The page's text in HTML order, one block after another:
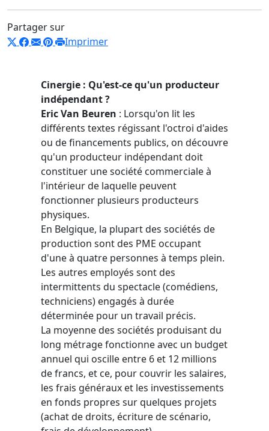
Partager sur
Imprimer
Cinergie : Qu'est-ce qu'un producteur
indépendant ?
Eric Van Beuren : Lorsqu'on lit les
différents textes régissant l'octroi d'aides
ou de financements publics, on découvre
qu'un producteur indépendant doit
constituer une société commerciale à
l'intérieur de laquelle peuvent
fonctionner plusieurs producteurs
physiques.
En Belgique, la plupart des sociétés de
production sont des PME occupant
d'une à quatre personnes à temps plein.
Les autres employés sont des
intermittents du spectacle (comédiens,
techniciens) engagés à durée
déterminée pour un travail précis.
La moyenne des sociétés produisant du
long métrage fonctionne avec un budget
annuel qui oscille entre 6 et 12 millions
de francs, et ce, pour couvrir les salaires,
les frais généraux et les investissements
en fonds propres sur quelques projets
(achat de droits, écriture de scénario,